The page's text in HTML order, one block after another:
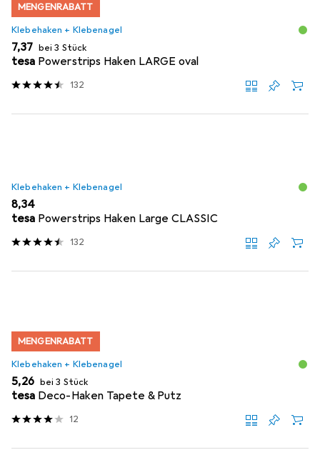
MENGENRABATT
Klebehaken + Klebenagel
EUR
7,37 bei 3 Stück
tesa Powerstrips Haken LARGE oval
132
Klebehaken + Klebenagel
EUR
8,34
tesa Powerstrips Haken Large CLASSIC
132
MENGENRABATT
Klebehaken + Klebenagel
EUR
5,26 bei 3 Stück
tesa Deco-Haken Tapete & Putz
12